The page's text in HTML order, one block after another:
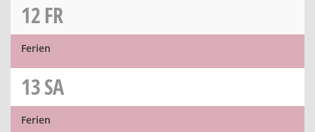
12FR
Ferien
13SA
Ferien